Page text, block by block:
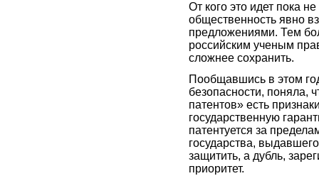
От кого это идет пока
общественность явно
предложениями. Тем
российским ученым
сложнее сохранить.
Пообщавшись в этом
безопасности, поняла,
патентов» есть
государственную
патентуется за
государства,
защитить, а дубль,
приоритет.